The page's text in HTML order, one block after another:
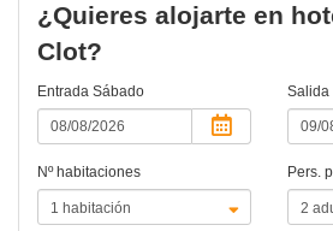
¿Quieres alojarte en
Clot?
Entrada Sábado Salida
Nº habitaciones Pers.